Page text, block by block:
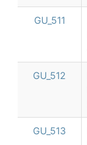
GU_511
GU_512
GU_513